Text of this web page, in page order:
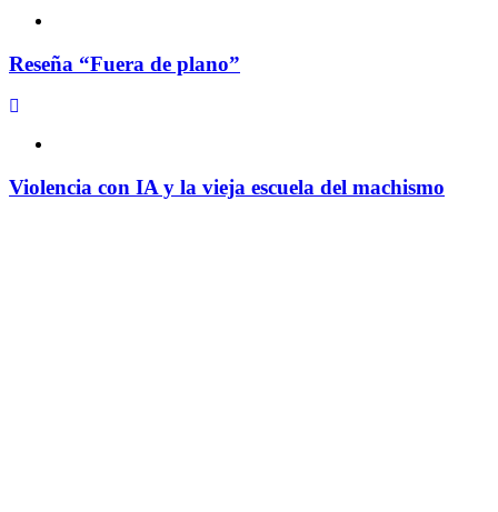
Reseña “Fuera de plano”
Violencia con IA y la vieja escuela del machismo